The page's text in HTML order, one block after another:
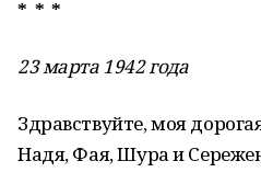
* * *
23 марта 1942 года
Здравствуйте, моя
Надя, Фая, Шура и